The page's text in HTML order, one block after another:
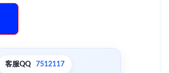
客服QQ 7512117